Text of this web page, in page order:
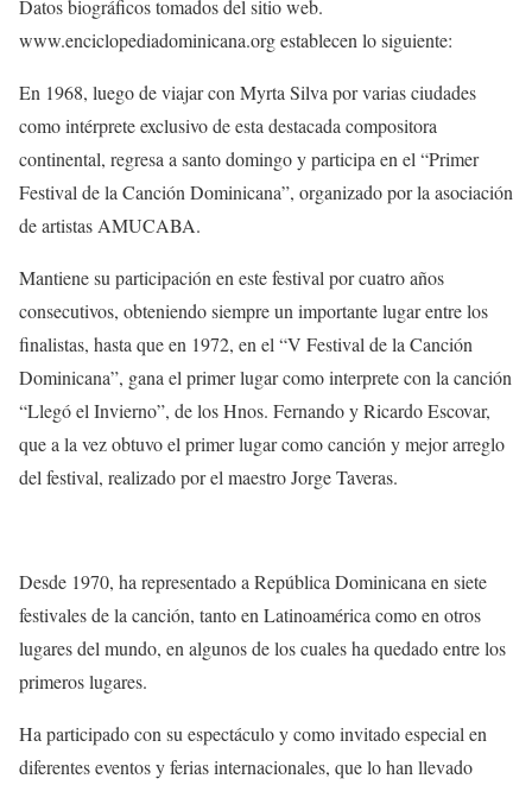
Datos biográficos tomados del sitio web.
www.enciclopediadominicana.org establecen lo siguiente:
En 1968, luego de viajar con Myrta Silva por varias ciudades
como intérprete exclusivo de esta destacada compositora
continental, regresa a santo domingo y participa en el “Primer
Festival de la Canción Dominicana”, organizado por la asociación
de artistas AMUCABA.
Mantiene su participación en este festival por cuatro años
consecutivos, obteniendo siempre un importante lugar entre los
finalistas, hasta que en 1972, en el “V Festival de la Canción
Dominicana”, gana el primer lugar como interprete con la canción
“Llegó el Invierno”, de los Hnos. Fernando y Ricardo Escovar,
que a la vez obtuvo el primer lugar como canción y mejor arreglo
del festival, realizado por el maestro Jorge Taveras.
Desde 1970, ha representado a República Dominicana en siete
festivales de la canción, tanto en Latinoamérica como en otros
lugares del mundo, en algunos de los cuales ha quedado entre los
primeros lugares.
Ha participado con su espectáculo y como invitado especial en
diferentes eventos y ferias internacionales, que lo han llevado